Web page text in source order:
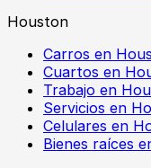
Houston
Carros en
Cuartos en
Trabajo en
Servicios en
Celulares en
Bienes raíces